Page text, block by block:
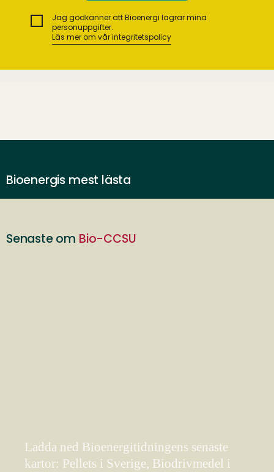
Jag godkänner att Bioenergi lagrar mina
personuppgifter.
Läs mer om vår integritetspolicy
Bioenergis mest lästa
Senaste om Bio-CCSU
Ladda ned Bioenergitidningens senaste
kartor: Pellets i Sverige, Biodrivmedel i